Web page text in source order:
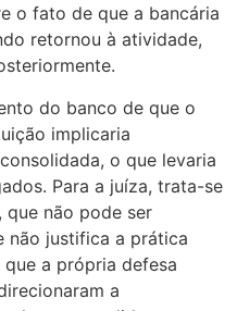
o fato de que a bancária
retornou à atividade,
do banco de que o
implicaria
o que levaria
Para a juíza, trata-se
que não pode ser
não justifica a prática
a própria defesa
a